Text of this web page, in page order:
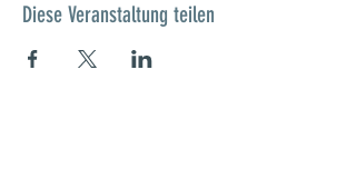
Diese Veranstaltung teilen